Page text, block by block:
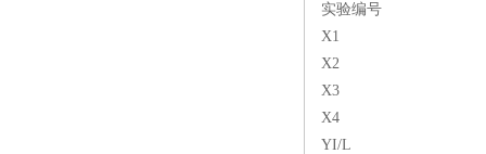
实验编号
X1
X2
X3
X4
YI/L